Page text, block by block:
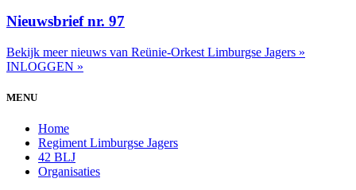
Nieuwsbrief nr. 97
Bekijk meer nieuws van Reünie-Orkest Limburgse Jagers »
INLOGGEN »
MENU
Home
Regiment Limburgse Jagers
42 BLJ
Organisaties